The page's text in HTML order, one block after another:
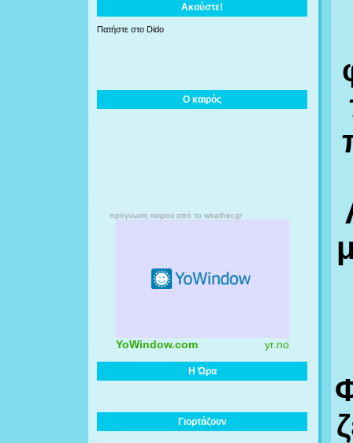
Ακούστε!
Πατήστε στο Dido
Ο καιρός
πρόγνωση καιρού από το weather.gr
YoWindow.com yr.no
Η Ώρα
Γιορτάζουν